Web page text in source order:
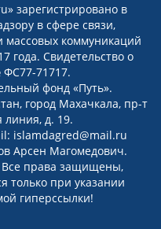
зарегистрировано в
в сфере связи,
коммуникаций
года. Свидетельство о
71717.
фонд «Путь».
город Махачкала, пр-т
линия, д. 19.
islamdagred@mail.ru
Арсен Магомедович.
Все права защищены,
только при указании
гиперссылки!